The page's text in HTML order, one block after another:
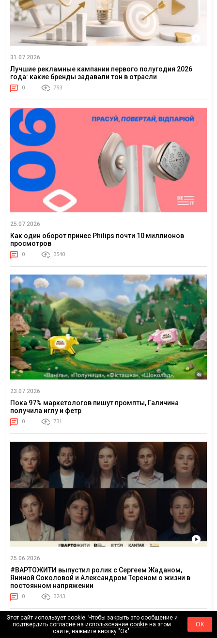
31.07.2026
Лучшие рекламные кампании первого полугодия 2026
года: какие бренды задавали тон в отрасли
0 753
25.07.2026
Как один оборот принес Philips почти 10 миллионов
просмотров
0 3540
23.07.2026
Пока 97% маркетологов пишут промпты, Галичина
получила иглу и фетр
0 731
25.06.2026
#ВАРТОЖИТИ выпустил ролик с Сергеем Жаданом,
Яниной Соколовой и Александром Тереном о жизни в
постоянном напряжении
0 3243
Этот сайт использует cookie. Чтобы закрыть это сообщение и
подтвердить согласие наиспользование cookie на этом
сайте, нажмите кнопку "Ок".
ОК